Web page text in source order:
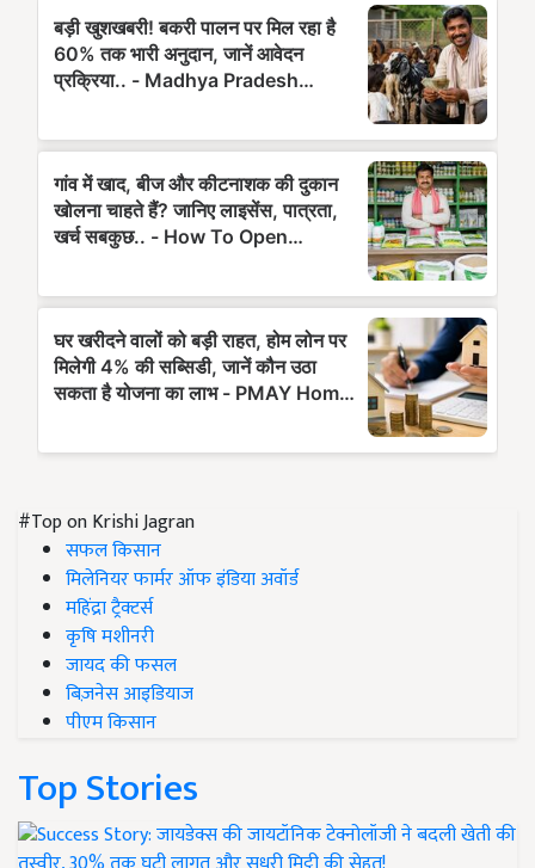
#Top on Krishi Jagran
सफल किसान
मिलेनियर फार्मर ऑफ इंडिया अवॉर्ड
महिंद्रा ट्रैक्टर्स
कृषि मशीनरी
जायद की फसल
बिज़नेस आइडियाज
पीएम किसान
Top Stories